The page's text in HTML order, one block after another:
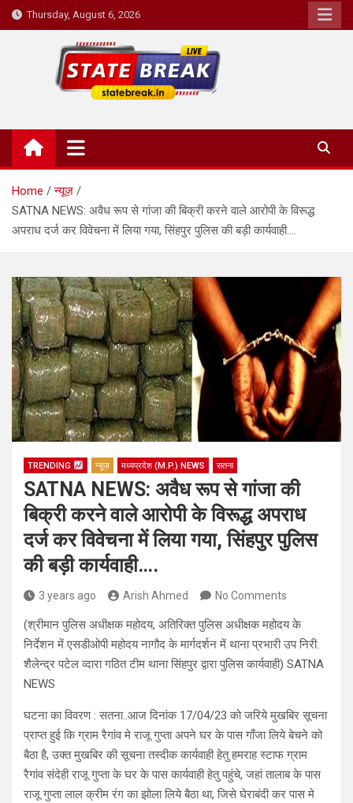
Skip
to
Thursday, August 6, 2026
State Break
Home
न्यूज़
SATNA NEWS: अवैध रूप से गांजा की बिक्री करने वाले आरोपी के विरूद्ध
अपराध दर्ज कर विवेचना में लिया गया, सिंहपुर पुलिस की बड़ी कार्यवाही….
TRENDING न्यूज़ मध्यप्रदेश (M.P.) NEWS सतना
SATNA NEWS: अवैध रूप से गांजा की
बिक्री करने वाले आरोपी के विरूद्ध अपराध
दर्ज कर विवेचना में लिया गया, सिंहपुर पुलिस
की बड़ी कार्यवाही….
3 years ago Arish Ahmed No Comments
(श्रीमान पुलिस अधीक्षक महोदय, अतिरिक्त पुलिस अधीक्षक महोदय के
निर्देशन में एसडीओपी महोदय नागौद के मार्गदर्शन में थाना प्रभारी उप निरी.
शैलेन्द्र पटेल व्दारा गठित टीम थाना सिंहपुर द्वारा पुलिस कार्यवाही) SATNA
NEWS
घटना का विवरण : सतना..आज दिनांक 17/04/23 को जरिये मुखबिर सूचना
प्राप्त हुई कि ग्राम रैगांव मे राजू गुप्ता अपने घर के पास गाँजा लिये बेचने को
बैठा है, उक्त मुखबिर की सूचना तस्दीक कार्यवाही हेतु हमराह स्टाफ ग्राम
रैगांव संदेही राजू गुप्ता के घर के पास कार्यवाही हेतु पहुंचे, जहां तालाब के पास
राजू गुप्ता लाल क्रीम रंग का झोला लिये बैठा था, जिसे घेराबंदी कर पास मे